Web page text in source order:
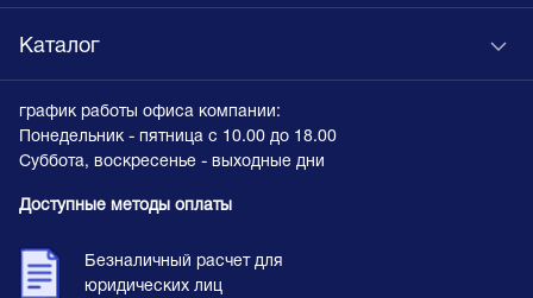
Каталог
график работы офиса компании:
Понедельник - пятница с 10.00 до 18.00
Суббота, воскресенье - выходные дни
Доступные методы оплаты
Безналичный расчет для
юридических лиц